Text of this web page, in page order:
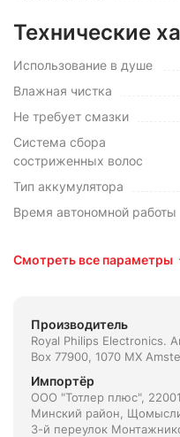
Технические
Использование в душе
Влажная чистка
Не требует смазки
Система сбора
состриженных волос
Тип аккумулятора
Время автономной работы
Смотреть все параметры
Производитель
Royal Philips Electronics.
Box 77900, 1070 MX
Импортёр
ООО "Тотлер плюс",
Минский район,
3-й переулок